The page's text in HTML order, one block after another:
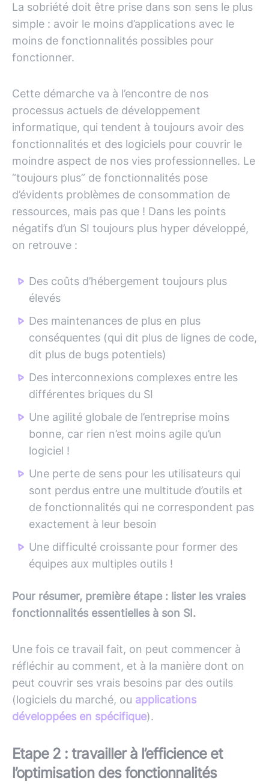
La sobriété doit être prise dans son sens le plus
simple : avoir le moins d’applications avec le
moins de fonctionnalités possibles pour
fonctionner.
Cette démarche va à l’encontre de nos
processus actuels de développement
informatique, qui tendent à toujours avoir des
fonctionnalités et des logiciels pour couvrir le
moindre aspect de nos vies professionnelles. Le
“toujours plus” de fonctionnalités pose
d’évidents problèmes de consommation de
ressources, mais pas que ! Dans les points
négatifs d’un SI toujours plus hyper développé,
on retrouve :
Des coûts d’hébergement toujours plus
élevés
Des maintenances de plus en plus
conséquentes (qui dit plus de lignes de code,
dit plus de bugs potentiels)
Des interconnexions complexes entre les
différentes briques du SI
Une agilité globale de l’entreprise moins
bonne, car rien n’est moins agile qu’un
logiciel !
Une perte de sens pour les utilisateurs qui
sont perdus entre une multitude d’outils et
de fonctionnalités qui ne correspondent pas
exactement à leur besoin
Une difficulté croissante pour former des
équipes aux multiples outils !
Pour résumer, première étape : lister les vraies
fonctionnalités essentielles à son SI.
Une fois ce travail fait, on peut commencer à
réfléchir au comment, et à la manière dont on
peut couvrir ses vrais besoins par des outils
(logiciels du marché, ou applications
développées en spécifique).
Etape 2 : travailler à l’efficience et
l’optimisation des fonctionnalités